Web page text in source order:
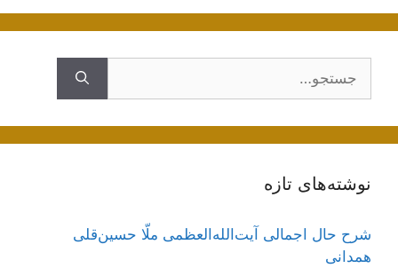
نوشته‌های تازه
شرح حال اجمالی آیت‌الله‌العظمی ملّا حسین‌قلی
همدانی